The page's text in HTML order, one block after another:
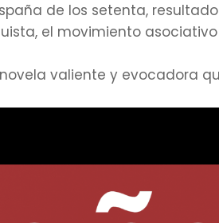
de los setenta,
el movimiento asociativo
valiente y evocadora